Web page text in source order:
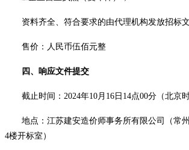
资料齐全、符合要求的由代理机构发放招标文
售价：人民币伍佰元整
四、响应文件提交
截止时间： 2024年10月16日 14点00分（北京时
地点： 江苏建安造价师事务所有限公司 （常
4楼开标室 ）